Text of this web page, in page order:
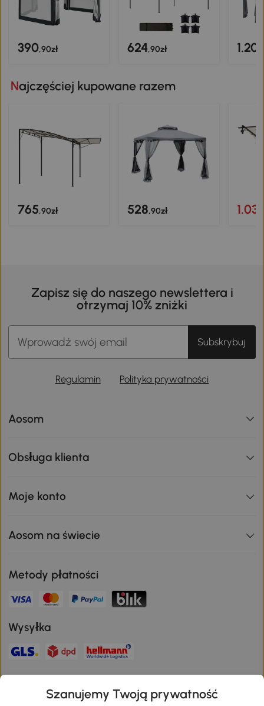
390,90zł 624,90zł
Najczęściej kupowane razem
765,90zł 528,90zł
Zapisz się do naszego newslettera i
otrzymaj 10% zniżki
Subskrybuj
Regulamin Polityka prywatności
Aosom
Obsługa klienta
Moje konto
Aosom na świecie
Metody płatności
Wysyłka
Szanujemy Twoją prywatność